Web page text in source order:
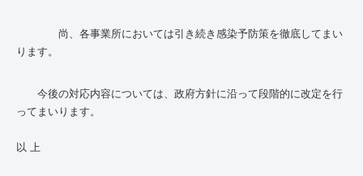
尚、各事業所においては引き続き感染予防策を徹底してまい
ります。
今後の対応内容については、政府方針に沿って段階的に改定を行
ってまいります。
以 上